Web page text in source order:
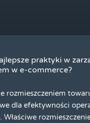
praktyki w
w e-commerce?
rozmieszczeniem
dla efektywności
Właściwe